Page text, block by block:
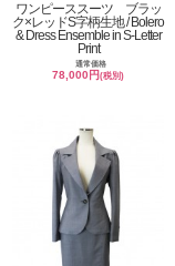
ワンピーススーツ ブラッ
ク×レッドS字柄生地 / Bolero
& Dress Ensemble in S-Letter
Print
通常価格
78,000円(税別)